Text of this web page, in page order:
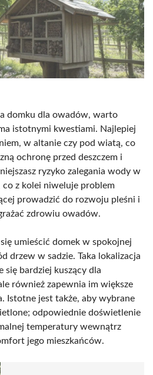
domku dla owadów, warto
istotnymi kwestiami. Najlepiej
w altanie czy pod wiatą, co
ochronę przed deszczem i
ryzyko zalegania wody w
z kolei niweluje problem
prowadzić do rozwoju pleśni i
zdrowiu owadów.
umieścić domek w spokojnej
drzew w sadzie. Taka lokalizacja
się bardziej kuszący dla
również zapewnia im większe
Istotne jest także, aby wybrane
odpowiednie doświetlenie
temperatury wewnątrz
jego mieszkańców.